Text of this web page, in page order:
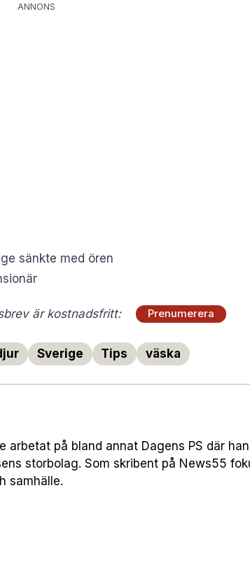
ANNONS
sänkte med ören
är kostnadsfritt: Prenumerera
Sverige Tips väska
arbetat på bland annat Dagens PS där
storbolag. Som skribent på News55
samhälle.